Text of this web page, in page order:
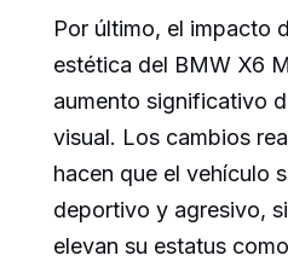
Por último, el impacto
estética del BMW X6
aumento significativo
visual. Los cambios
hacen que el vehículo
deportivo y agresivo,
elevan su estatus